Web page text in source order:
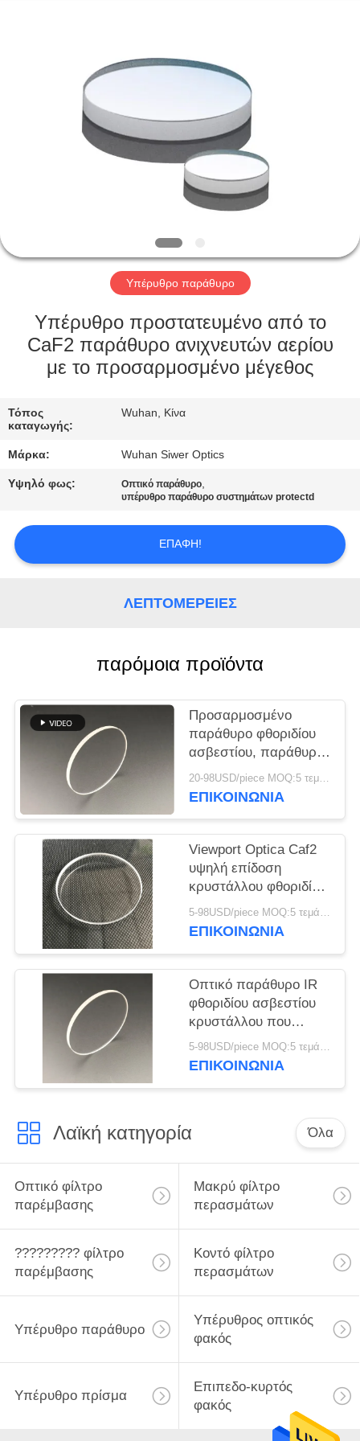
ΠΡΟΪΌΝΤΑ
ΓΎΡΟΣ
ΕΡΓΟΣΤΑΣΊΩΝ
ΠΟΙΟΤΙΚΌΣ
ΈΛΕΓΧΟΣ
ΜΑΣ
ΕΛΆΤΕ
ΕΠΑΦΉ
ΜΕ
ΖΗΤΉΣΤΕ
SITEMAP
PRIVACY
POLICY
Υπέρυθρο παράθυρο
Υπέρυθρο προστατευμένο από το
CaF2 παράθυρο ανιχνευτών αερίου
με το προσαρμοσμένο μέγεθος
Τόπος
καταγωγής:
Wuhan, Κίνα
Μάρκα: Wuhan Siwer Optics
Υψηλό φως: Οπτικό παράθυρο,
υπέρυθρο παράθυρο συστημάτων protectd
ΕΠΑΦΉ!
ΛΕΠΤΟΜΈΡΕΙΕΣ
παρόμοια προϊόντα
Προσαρμοσμένο
παράθυρο φθοριδίου
ασβεστίου, παράθυρα
CaF2 για το υπέρυθρο
σύστημα
20-98USD/piece MOQ:5 τεμάχια
ΕΠΙΚΟΙΝΩΝΊΑ
Viewport Optica Caf2
υψηλή επίδοση
κρυστάλλου φθοριδίου
ασβεστίου παραθύρων5-98USD/piece MOQ:5 τεμάχια
ΕΠΙΚΟΙΝΩΝΊΑ
Οπτικό παράθυρο IR
φθοριδίου ασβεστίου
κρυστάλλου που
χρησιμοποιείται στον
υπέρυθρο ανιχνευτή
5-98USD/piece MOQ:5 τεμάχια
ΕΠΙΚΟΙΝΩΝΊΑ
Λαϊκή κατηγορία Όλα
Οπτικό φίλτρο
παρέμβασης
Μακρύ φίλτρο
περασμάτων
????????? φίλτρο
παρέμβασης
Κοντό φίλτρο
περασμάτων
Υπέρυθρο παράθυρο
Υπέρυθρος οπτικός
φακός
Υπέρυθρο πρίσμα
Επιπεδο-κυρτός
φακός